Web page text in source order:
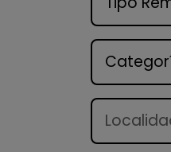
Categoría
Lugar